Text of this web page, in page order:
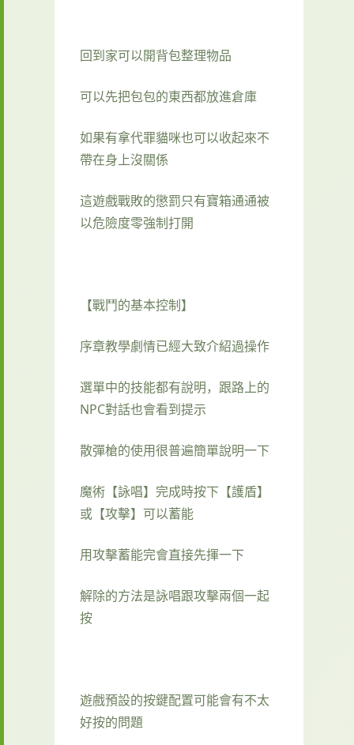
回到家可以開背包整理物品
可以先把包包的東西都放進倉庫
如果有拿代罪貓咪也可以收起來不
帶在身上沒關係
這遊戲戰敗的懲罰只有寶箱通通被
以危險度零強制打開
【戰鬥的基本控制】
序章教學劇情已經大致介紹過操作
選單中的技能都有說明，跟路上的
NPC對話也會看到提示
散彈槍的使用很普遍簡單說明一下
魔術【詠唱】完成時按下【護盾】
或【攻擊】可以蓄能
用攻擊蓄能完會直接先揮一下
解除的方法是詠唱跟攻擊兩個一起
按
遊戲預設的按鍵配置可能會有不太
好按的問題